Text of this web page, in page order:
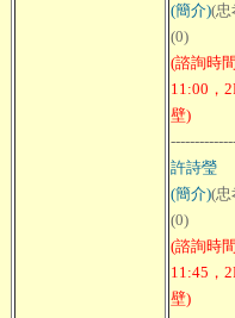
(簡介)(忠
(0)
(諮詢時
11:00，
壁)
許詩瑩
(簡介)(忠
(0)
(諮詢時
11:45，
壁)